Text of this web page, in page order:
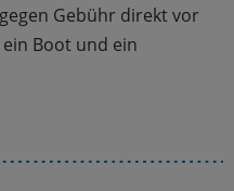
Gebühr direkt vor
Boot und ein